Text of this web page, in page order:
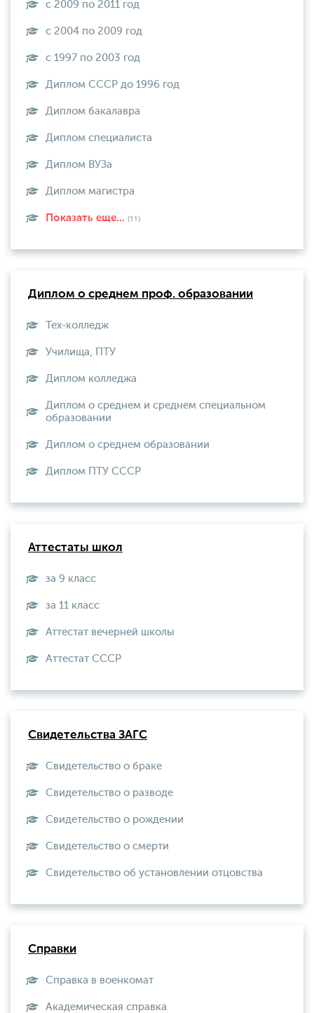
с 2009 по 2011 год
с 2004 по 2009 год
с 1997 по 2003 год
Диплом СССР до 1996 год
Диплом бакалавра
Диплом специалиста
Диплом ВУЗа
Диплом магистра
Показать еще... (11)
Диплом о среднем проф. образовании
Тех-колледж
Училища, ПТУ
Диплом колледжа
Диплом о среднем и среднем специальном
образовании
Диплом о среднем образовании
Диплом ПТУ СССР
Аттестаты школ
за 9 класс
за 11 класс
Аттестат вечерней школы
Aттестат СССР
Свидетельства ЗАГС
Свидетельство о браке
Свидетельство о разводе
Свидетельство о рождении
Свидетельство о смерти
Свидетельство об установлении отцовства
Справки
Справка в военкомат
Академическая справка